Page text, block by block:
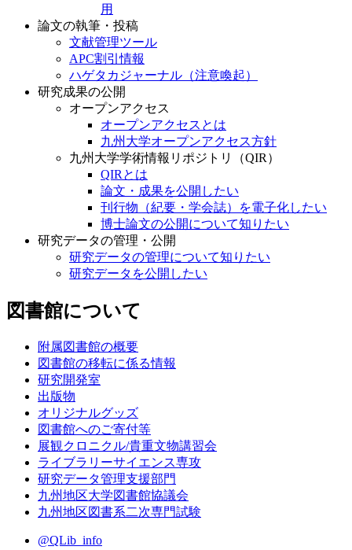
用
論文の執筆・投稿
文献管理ツール
APC割引情報
ハゲタカジャーナル（注意喚起）
研究成果の公開
オープンアクセス
オープンアクセスとは
九州大学オープンアクセス方針
九州大学学術情報リポジトリ（QIR）
QIRとは
論文・成果を公開したい
刊行物（紀要・学会誌）を電子化したい
博士論文の公開について知りたい
研究データの管理・公開
研究データの管理について知りたい
研究データを公開したい
図書館について
附属図書館の概要
図書館の移転に係る情報
研究開発室
出版物
オリジナルグッズ
図書館へのご寄付等
展観クロニクル/貴重文物講習会
ライブラリーサイエンス専攻
研究データ管理支援部門
九州地区大学図書館協議会
九州地区図書系二次専門試験
@QLib_info